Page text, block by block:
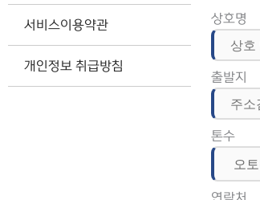
서비스이용약관
개인정보 취급방침
상호명
출발지
톤수